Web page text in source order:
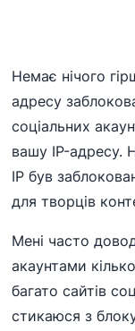
Немає нічого
адресу
соціальних
вашу IP-адресу.
IP був
для творців
Мені часто
акаунтами
багато сайтів
стикаюся з